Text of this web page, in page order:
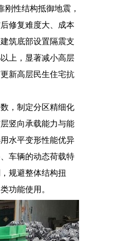
性结构抵御地震，
修复难度大、成本
筑底部设置隔震支
上，显著减小高层
新高层民生住宅抗
，制定分区精细化
竖向承载能力与能
水平变形性能优异
车辆的动态荷载特
规避整体结构扭
功能使用。